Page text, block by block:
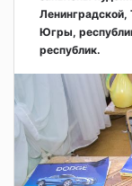
Ленинградской,
Югры,
республик.